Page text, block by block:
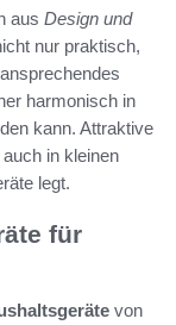
aus Design und
nur praktisch,
harmonisch in
kann. Attraktive
in kleinen
legt.
für
von